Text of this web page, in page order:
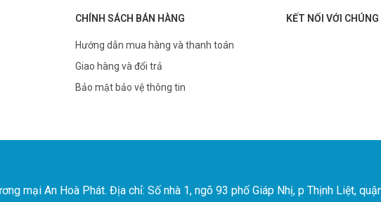
CHÍNH SÁCH BÁN HÀNG
Hướng dẫn mua hàng và thanh toán
Giao hàng và đổi trả
Bảo mật bảo vệ thông tin
KẾT NỐI VỚI CHÚNG
mại An Hoà Phát. Địa chỉ: Số nhà 1, ngõ 93 phố Giáp Nhị, p Thịnh Liệt,